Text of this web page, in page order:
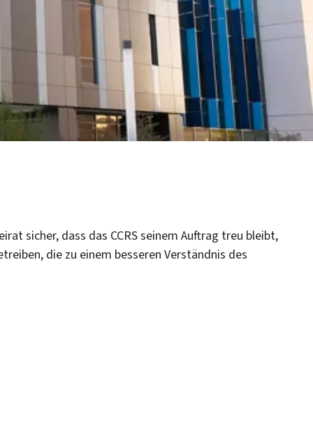
sicher, dass das CCRS seinem Auftrag treu bleibt,
die zu einem besseren Verständnis des